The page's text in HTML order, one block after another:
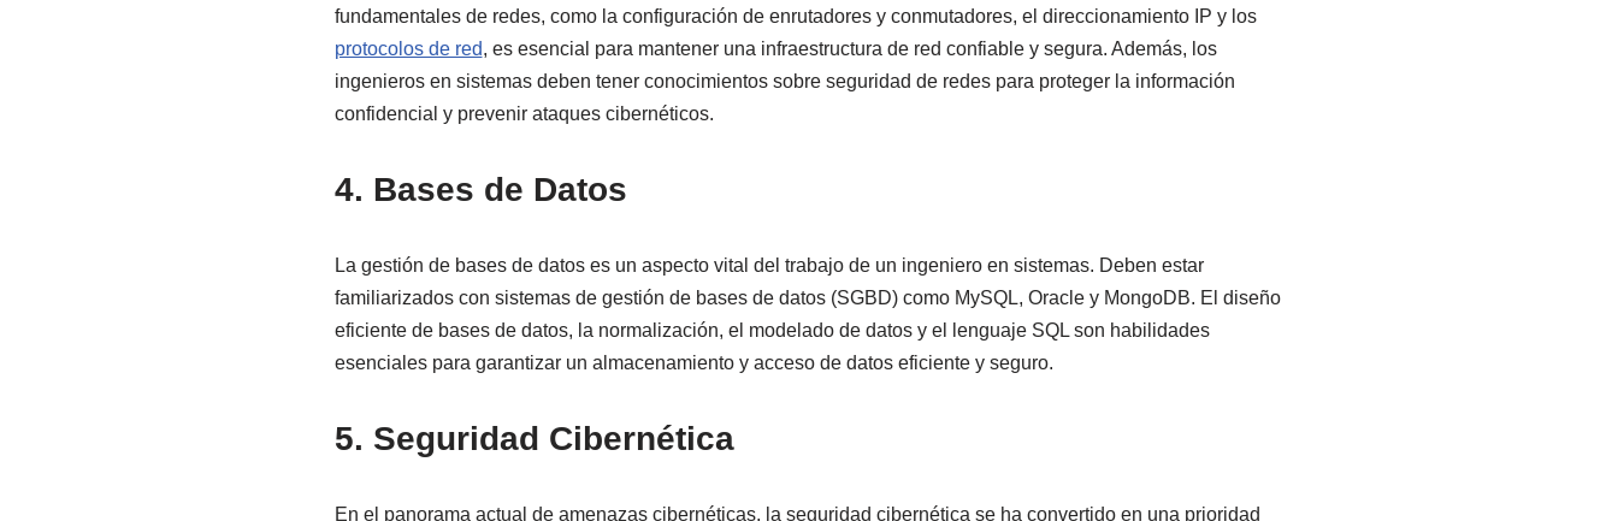
fundamentales de redes, como la configuración de enrutadores y conmutadores, el direccionamiento IP y los
protocolos de red, es esencial para mantener una infraestructura de red confiable y segura. Además, los
ingenieros en sistemas deben tener conocimientos sobre seguridad de redes para proteger la información
confidencial y prevenir ataques cibernéticos.
4. Bases de Datos
La gestión de bases de datos es un aspecto vital del trabajo de un ingeniero en sistemas. Deben estar
familiarizados con sistemas de gestión de bases de datos (SGBD) como MySQL, Oracle y MongoDB. El diseño
eficiente de bases de datos, la normalización, el modelado de datos y el lenguaje SQL son habilidades
esenciales para garantizar un almacenamiento y acceso de datos eficiente y seguro.
5. Seguridad Cibernética
En el panorama actual de amenazas cibernéticas, la seguridad cibernética se ha convertido en una prioridad